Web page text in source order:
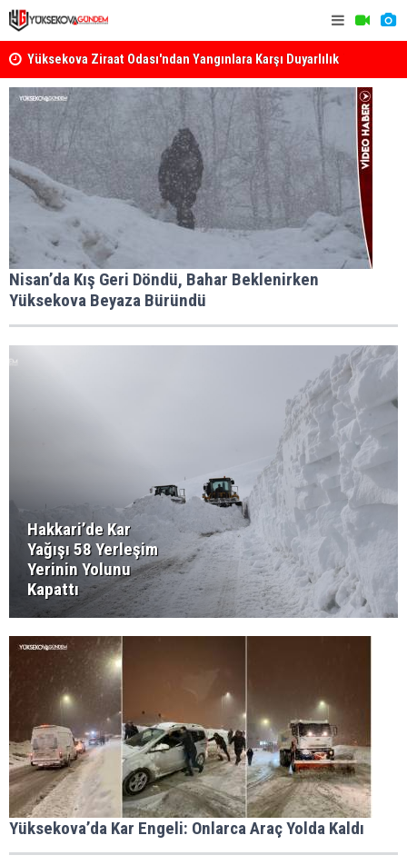
Yüksekova Ziraat Odası'ndan Yangınlara Karşı Duyarlılık
Çağrısı
Nisan’da Kış Geri Döndü, Bahar Beklenirken
Yüksekova Beyaza Büründü
Hakkari’de Kar
Yağışı 58 Yerleşim
Yerinin Yolunu
Kapattı
Yüksekova’da Kar Engeli: Onlarca Araç Yolda Kaldı